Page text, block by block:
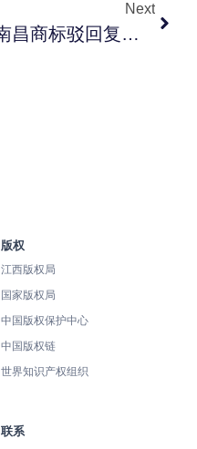
Next
南昌商标驳回复审实战：被驳回后如何评估、费用与策略
版权
江西版权局
国家版权局
中国版权保护中心
中国版权链
世界知识产权组织
联系